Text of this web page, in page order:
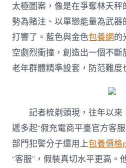
太極圖案，像是在爭奪林天
勢為賭注、以單戀能量為武器
打響了。藍色與金色包養網的
空劇烈衝撞，創造出一個不
老年群體精準設套，防范難度
記者梳剃頭現，往年以
遞多起“假充電商平臺官方客
部門犯警分子還用上包養價
“客服”，假裝真切水平更高。